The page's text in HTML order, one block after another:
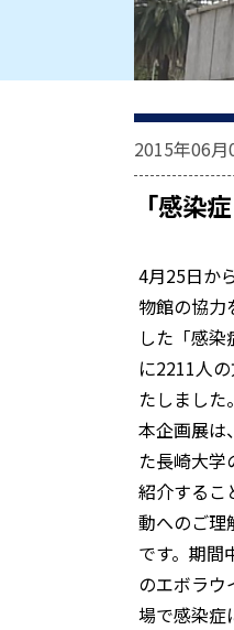
2015年06月
「感染
4月25日か
物館の協力
した「感
に2211人
たしました。
本企画展は
た長崎大学
紹介するこ
動へのご理
です。期間
のエボラウ
場で感染症